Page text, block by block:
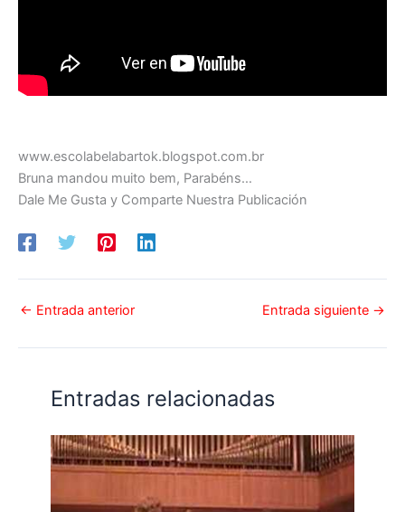
www.escolabelabartok.blogspot.com.br
Bruna mandou muito bem, Parabéns…
Dale Me Gusta y Comparte Nuestra Publicación
← Entrada anterior Entrada siguiente →
Entradas relacionadas